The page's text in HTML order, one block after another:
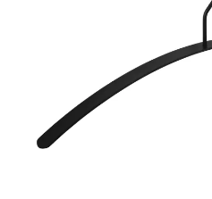
Omschrijving